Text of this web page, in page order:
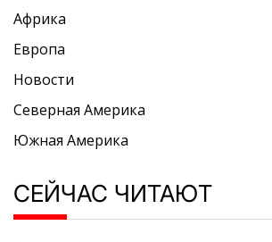
Африка
Европа
Новости
Северная Америка
Южная Америка
СЕЙЧАС ЧИТАЮТ